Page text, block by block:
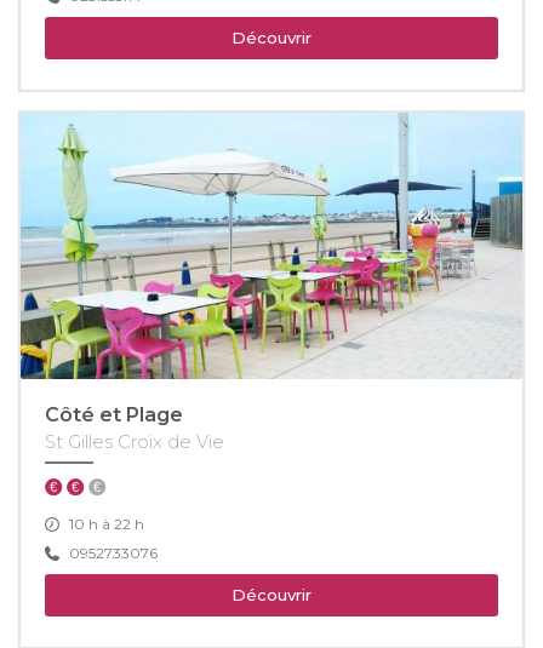
Découvrir
Côté et Plage
St Gilles Croix de Vie
10 h à 22 h
0952733076
Découvrir